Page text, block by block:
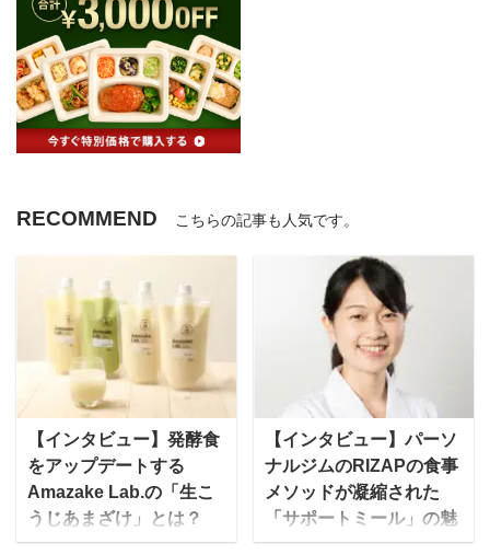
RECOMMEND こちらの記事も人気です。
【インタビュー】発酵食
をアップデートする
Amazake Lab.の「生こ
うじあまざけ」とは？
【インタビュー】パーソ
ナルジムのRIZAPの食事
メソッドが凝縮された
「サポートミール」の魅
力とは？